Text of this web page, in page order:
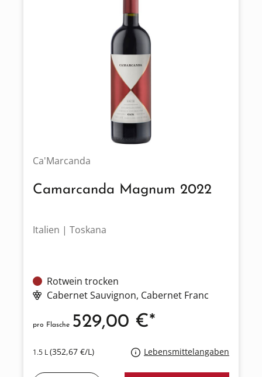
Ca'Marcanda
Camarcanda Magnum 2022
Italien | Toskana
Rotwein trocken
Cabernet Sauvignon, Cabernet Franc
1.5 L(352,67 €/L) Lebensmittelangaben
pro Flasche 529,00 €*